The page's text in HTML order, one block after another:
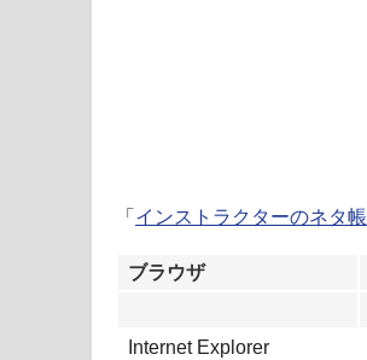
「 インストラクターのネタ帳
ブラウザ
Internet Explorer